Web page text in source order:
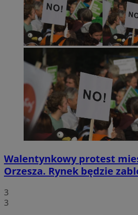
Walentynkowy protest
Orzesza. Rynek będzie
3
3